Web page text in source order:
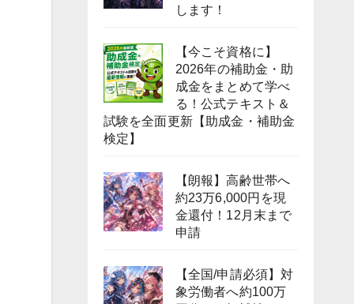
します！
【今こそ資格に】
2026年の補助金・助
成金をまとめて学べ
る！公式テキスト＆
試験を全面更新【助成金・補助金
検定】
【朗報】高齢世帯へ
約23万6,000円を現
金還付！12月末まで
申請
【全国/申請必須】対
象労働者へ約100万